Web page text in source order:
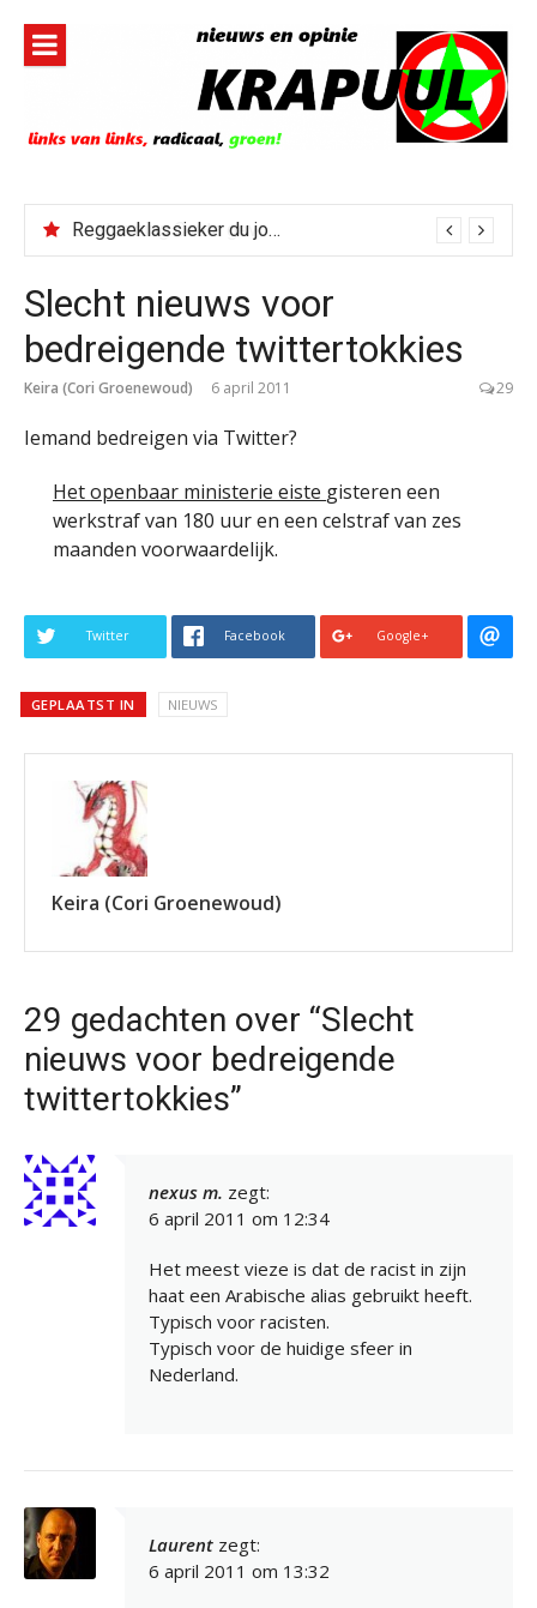
inhoud
Reggaeklassieker du jour: Revolution
Slecht nieuws voor
bedreigende twittertokkies
Keira (Cori Groenewoud) 6 april 2011 29
Iemand bedreigen via Twitter?
Het openbaar ministerie eiste gisteren een
werkstraf van 180 uur en een celstraf van zes
maanden voorwaardelijk.
Twitter Facebook Google+
GEPLAATST IN NIEUWS
Keira (Cori Groenewoud)
29 gedachten over “Slecht
nieuws voor bedreigende
twittertokkies”
nexus m. zegt:
6 april 2011 om 12:34
Het meest vieze is dat de racist in zijn
haat een Arabische alias gebruikt heeft.
Typisch voor racisten.
Typisch voor de huidige sfeer in
Nederland.
Laurent zegt:
6 april 2011 om 13:32